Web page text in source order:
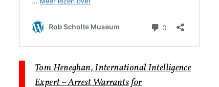
Tom Heneghan, International Intelligence
Expert – Arrest Warrants for